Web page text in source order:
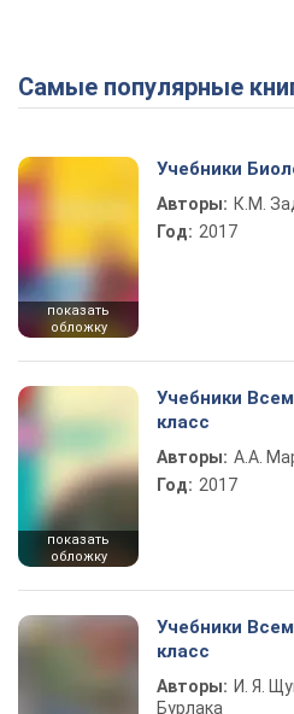
Самые популярные
показать
обложку
Учебники
Авторы: К.М.
Год: 2017
показать
обложку
Учебники
класс
Авторы: А.А.
Год: 2017
Учебники
класс
Авторы: И. Я.
Бурлака